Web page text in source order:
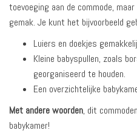
toevoeging aan de commode,
gemak. Je kunt het bijvoorbeeld
Luiers en doekjes
Kleine babyspullen, zoals
georganiseerd te houden.
Een overzichtelijke
Met andere woorden, dit
babykamer!